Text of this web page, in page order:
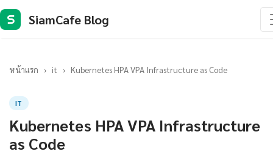
S SiamCafe Blog
หน้าแรก › it › Kubernetes HPA VPA Infrastructure as Code
IT
Kubernetes HPA VPA Infrastructure
as Code